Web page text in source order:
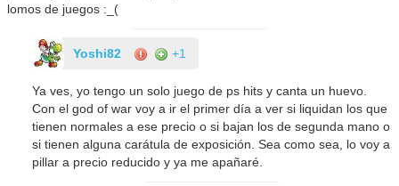
lomos de juegos :_(
Yoshi82 +1
Ya ves, yo tengo un solo juego de ps hits y canta un huevo.
Con el god of war voy a ir el primer día a ver si liquidan los que
tienen normales a ese precio o si bajan los de segunda mano o
si tienen alguna carátula de exposición. Sea como sea, lo voy a
pillar a precio reducido y ya me apañaré.